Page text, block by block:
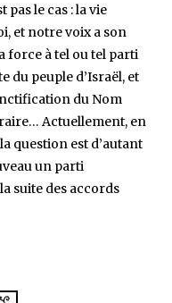
pas le cas : la vie
et notre voix a son
force à tel ou tel parti
du peuple d’Israël, et
du Nom
Actuellement, en
question est d’autant
un parti
suite des accords